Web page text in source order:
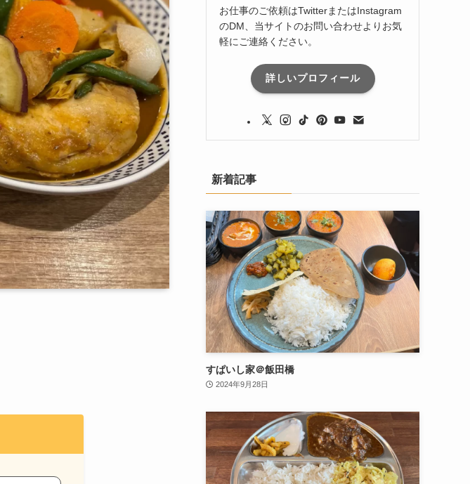
お仕事のご依頼はTwitterまたはInstagram
のDM、当サイトのお問い合わせよりお気
軽にご連絡ください。
詳しいプロフィール
新着記事
すぱいし家＠飯田橋
2024年9月28日